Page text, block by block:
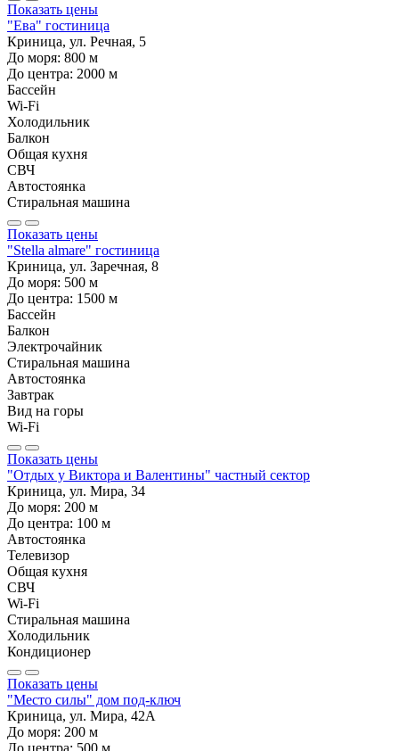
Показать цены
"Ева" гостиница
Криница, ул. Речная, 5
До моря: 800 м
До центра: 2000 м
Бассейн
Wi-Fi
Холодильник
Балкон
Общая кухня
СВЧ
Автостоянка
Стиральная машина
Показать цены
"Stella almare" гостиница
Криница, ул. Заречная, 8
До моря: 500 м
До центра: 1500 м
Бассейн
Балкон
Электрочайник
Стиральная машина
Автостоянка
Завтрак
Вид на горы
Wi-Fi
Показать цены
"Отдых у Виктора и Валентины" частный сектор
Криница, ул. Мира, 34
До моря: 200 м
До центра: 100 м
Автостоянка
Телевизор
Общая кухня
СВЧ
Wi-Fi
Стиральная машина
Холодильник
Кондиционер
Показать цены
"Место силы" дом под-ключ
Криница, ул. Мира, 42А
До моря: 200 м
До центра: 500 м